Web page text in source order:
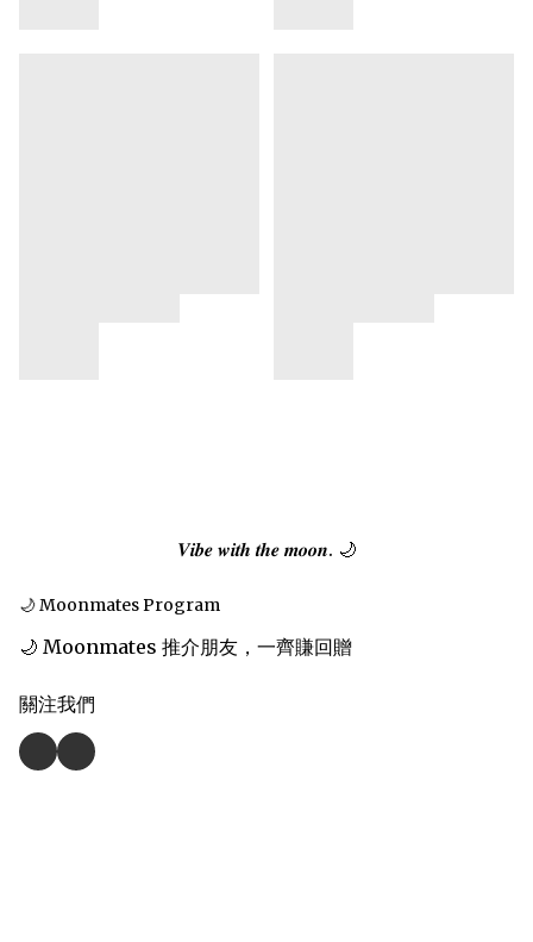
𝑽𝒊𝒃𝒆 𝒘𝒊𝒕𝒉 𝒕𝒉𝒆 𝒎𝒐𝒐𝒏. 🌙
🌙 Moonmates Program
🌙 Moonmates 推介朋友，一齊賺回贈
關注我們